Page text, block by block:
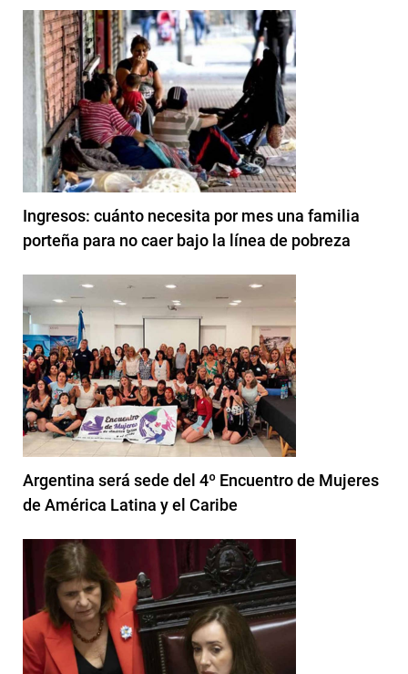
Ingresos: cuánto necesita por mes una familia
porteña para no caer bajo la línea de pobreza
Argentina será sede del 4º Encuentro de Mujeres
de América Latina y el Caribe